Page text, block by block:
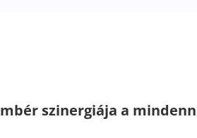
szinergiája a